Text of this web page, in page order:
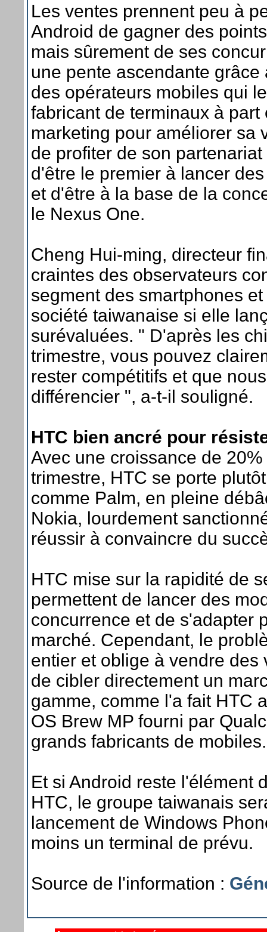
Les ventes prennent peu à
Android de gagner des
mais sûrement de ses
une pente ascendante
des opérateurs mobiles qui
fabricant de terminaux à
marketing pour améliorer sa
de profiter de son
d'être le premier à lancer
et d'être à la base de la
le Nexus One.
Cheng Hui-ming, directeur
craintes des observateurs
segment des smartphones
société taiwanaise si elle
surévaluées. " D'après les
trimestre, vous pouvez
rester compétitifs et que
différencier ", a-t-il souligné.
HTC bien ancré pour
Avec une croissance de
trimestre, HTC se porte
comme Palm, en pleine
Nokia, lourdement
réussir à convaincre du
HTC mise sur la rapidité de
permettent de lancer des
concurrence et de s'adapter
marché. Cependant, le
entier et oblige à vendre
de cibler directement un
gamme, comme l'a fait HTC
OS Brew MP fourni par
grands fabricants de mobiles.
Et si Android reste l'élément
HTC, le groupe taiwanais
lancement de Windows
moins un terminal de prévu.
Source de l'information :